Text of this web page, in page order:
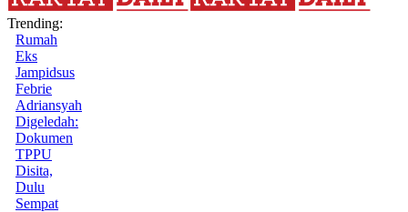
Trending:
Rumah
Eks
Jampidsus
Febrie
Adriansyah
Digeledah:
Dokumen
TPPU
Disita,
Dulu
Sempat